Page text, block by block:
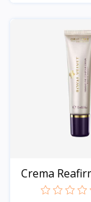
Crema
para...